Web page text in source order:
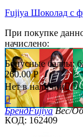
Fujiya Шоколад с
При покупке
начислено:
Бонусные баллы:
260.00 Р
Нет в наличии 

БрендFujiya Вес/
КОД: 162409